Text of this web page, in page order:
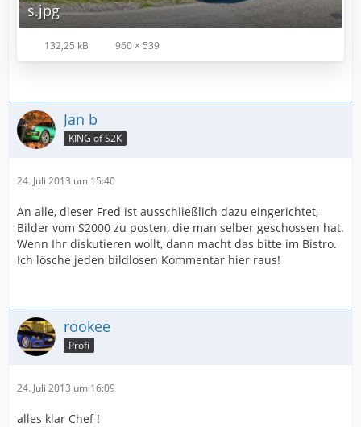
s.jpg
132,25 kB 960 × 539
Jan b
KING of S2K
24. Juli 2013 um 15:40
An alle, dieser Fred ist ausschließlich dazu eingerichtet,
Bilder vom S2000 zu posten, die man selber geschossen hat.
Wenn Ihr diskutieren wollt, dann macht das bitte im Bistro.
Ich lösche jeden bildlosen Kommentar hier raus!
rookee
Profi
24. Juli 2013 um 16:09
alles klar Chef !